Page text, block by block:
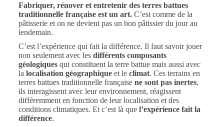
Fabriquer, rénover et entretenir des terres battues
traditionnelle française est un art.C’est comme de la
pâtisserie et on ne devient pas un bon pâtissier du jour au
lendemain.
C’est l’expérience qui fait la différence. Il faut savoir jouer
non seulement avec les différents composants
géologiquesqui constituent la terre battue mais aussi avec
la localisation géographiqueet le climat. Ces terrains en
terres battues traditionnelle française ne sont pas inertes,
ils interagissent avec leur environnement, réagissent
différemment en fonction de leur localisation et des
conditions climatiques. Et c’est là que l’expérience fait la
différence.